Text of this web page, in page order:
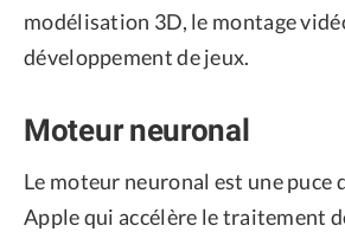
modélisation 3D, le montage
développement de jeux.
Moteur neuronal
Le moteur neuronal est une puce
Apple qui accélère le traitement